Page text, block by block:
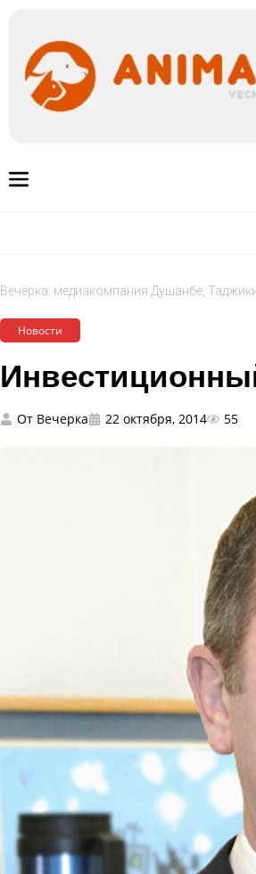
Вечёрка: медиакомпания Душанбе,
Новости
От Вечерка 22 октября, 2014 55